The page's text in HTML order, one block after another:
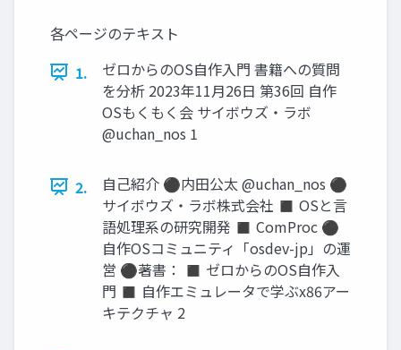
各ページのテキスト
1.
ゼロからのOS自作入門 書籍への質問
を分析 2023年11月26日 第36回 自作
OSもくもく会 サイボウズ・ラボ
@uchan_nos 1
2.
自己紹介 ⚫内田公太 @uchan_nos ⚫
サイボウズ・ラボ株式会社 ◼ OSと言
語処理系の研究開発 ◼ ComProc ⚫
自作OSコミュニティ「osdev-jp」の運
営 ⚫著書： ◼ ゼロからのOS自作入
門 ◼ 自作エミュレータで学ぶx86アー
キテクチャ 2